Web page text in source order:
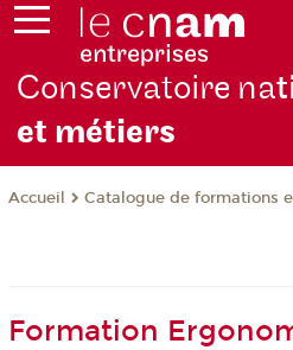
Conservatoire na
et métiers
Accueil Catalogue de formations
Formation